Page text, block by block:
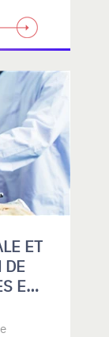
ET
DE
ET